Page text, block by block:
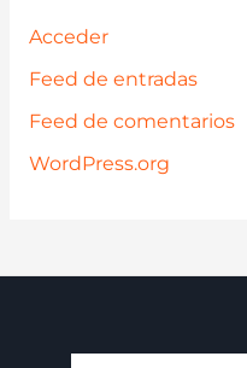
Acceder
Feed de entradas
Feed de comentarios
WordPress.org